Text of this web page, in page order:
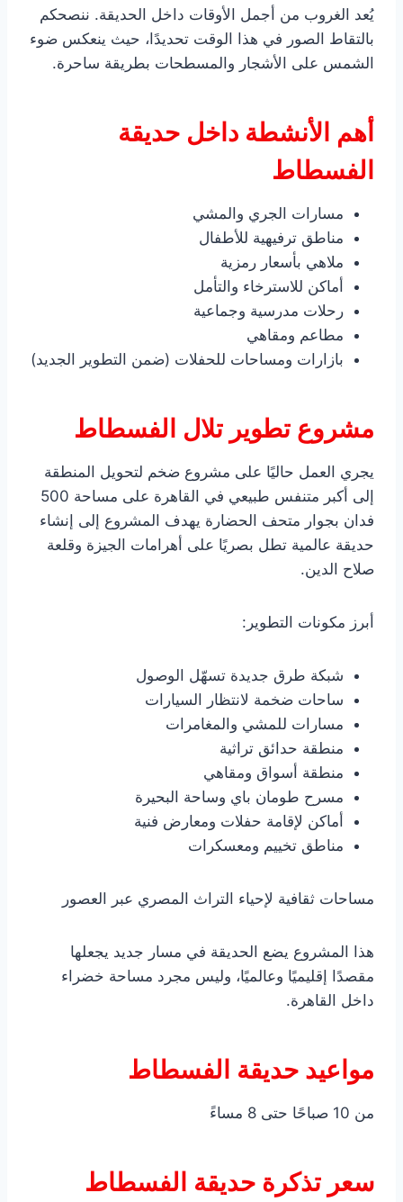
يُعد الغروب من أجمل الأوقات داخل الحديقة. ننصحكم
بالتقاط الصور في هذا الوقت تحديدًا، حيث ينعكس ضوء
الشمس على الأشجار والمسطحات بطريقة ساحرة.
أهم الأنشطة داخل حديقة
الفسطاط
مسارات الجري والمشي
مناطق ترفيهية للأطفال
ملاهي بأسعار رمزية
أماكن للاسترخاء والتأمل
رحلات مدرسية وجماعية
مطاعم ومقاهي
بازارات ومساحات للحفلات (ضمن التطوير الجديد)
مشروع تطوير تلال الفسطاط
يجري العمل حاليًا على مشروع ضخم لتحويل المنطقة
إلى أكبر متنفس طبيعي في القاهرة على مساحة 500
فدان بجوار متحف الحضارة يهدف المشروع إلى إنشاء
حديقة عالمية تطل بصريًا على أهرامات الجيزة وقلعة
صلاح الدين.
أبرز مكونات التطوير:
شبكة طرق جديدة تسهّل الوصول
ساحات ضخمة لانتظار السيارات
مسارات للمشي والمغامرات
منطقة حدائق تراثية
منطقة أسواق ومقاهي
مسرح طومان باي وساحة البحيرة
أماكن لإقامة حفلات ومعارض فنية
مناطق تخييم ومعسكرات
مساحات ثقافية لإحياء التراث المصري عبر العصور
هذا المشروع يضع الحديقة في مسار جديد يجعلها
مقصدًا إقليميًا وعالميًا، وليس مجرد مساحة خضراء
داخل القاهرة.
مواعيد حديقة الفسطاط
من 10 صباحًا حتى 8 مساءً
سعر تذكرة حديقة الفسطاط